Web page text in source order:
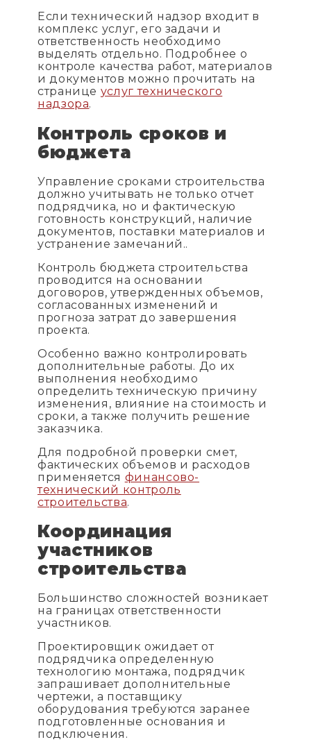
Если технический надзор входит в
комплекс услуг, его задачи и
ответственность необходимо
выделять отдельно. Подробнее о
контроле качества работ, материалов
и документов можно прочитать на
странице услуг технического
надзора.
Контроль сроков и
бюджета
Управление сроками строительства
должно учитывать не только отчет
подрядчика, но и фактическую
готовность конструкций, наличие
документов, поставки материалов и
устранение замечаний..
Контроль бюджета строительства
проводится на основании
договоров, утвержденных объемов,
согласованных изменений и
прогноза затрат до завершения
проекта.
Особенно важно контролировать
дополнительные работы. До их
выполнения необходимо
определить техническую причину
изменения, влияние на стоимость и
сроки, а также получить решение
заказчика.
Для подробной проверки смет,
фактических объемов и расходов
применяется финансово-
технический контроль
строительства.
Координация
участников
строительства
Большинство сложностей возникает
на границах ответственности
участников.
Проектировщик ожидает от
подрядчика определенную
технологию монтажа, подрядчик
запрашивает дополнительные
чертежи, а поставщику
оборудования требуются заранее
подготовленные основания и
подключения.